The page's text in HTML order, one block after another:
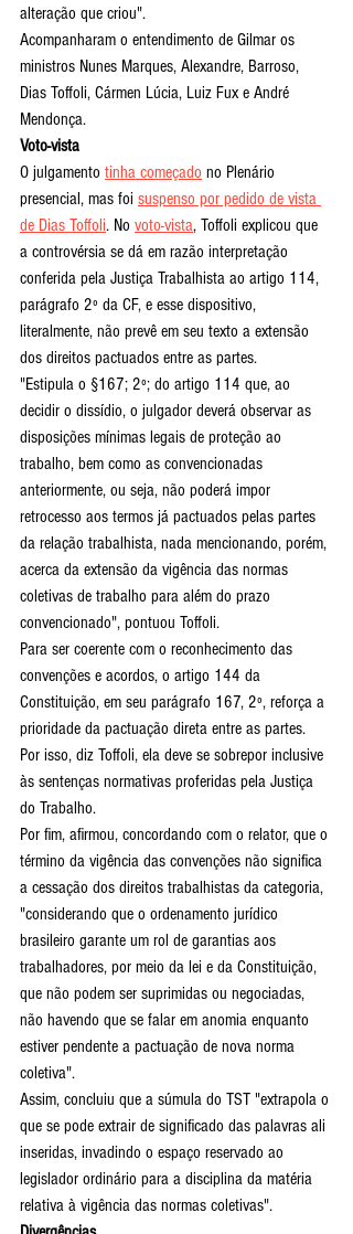
alteração que criou".
Acompanharam o entendimento de Gilmar os
ministros Nunes Marques, Alexandre, Barroso,
Dias Toffoli, Cármen Lúcia, Luiz Fux e André
Mendonça.
Voto-vista
O julgamento tinha começado no Plenário
presencial, mas foi suspenso por pedido de vista
de Dias Toffoli. No voto-vista, Toffoli explicou que
a controvérsia se dá em razão interpretação
conferida pela Justiça Trabalhista ao artigo 114,
parágrafo 2º da CF, e esse dispositivo,
literalmente, não prevê em seu texto a extensão
dos direitos pactuados entre as partes.
"Estipula o §167; 2º; do artigo 114 que, ao
decidir o dissídio, o julgador deverá observar as
disposições mínimas legais de proteção ao
trabalho, bem como as convencionadas
anteriormente, ou seja, não poderá impor
retrocesso aos termos já pactuados pelas partes
da relação trabalhista, nada mencionando, porém,
acerca da extensão da vigência das normas
coletivas de trabalho para além do prazo
convencionado", pontuou Toffoli.
Para ser coerente com o reconhecimento das
convenções e acordos, o artigo 144 da
Constituição, em seu parágrafo 167, 2º, reforça a
prioridade da pactuação direta entre as partes.
Por isso, diz Toffoli, ela deve se sobrepor inclusive
às sentenças normativas proferidas pela Justiça
do Trabalho.
Por fim, afirmou, concordando com o relator, que o
término da vigência das convenções não significa
a cessação dos direitos trabalhistas da categoria,
"considerando que o ordenamento jurídico
brasileiro garante um rol de garantias aos
trabalhadores, por meio da lei e da Constituição,
que não podem ser suprimidas ou negociadas,
não havendo que se falar em anomia enquanto
estiver pendente a pactuação de nova norma
coletiva".
Assim, concluiu que a súmula do TST "extrapola o
que se pode extrair de significado das palavras ali
inseridas, invadindo o espaço reservado ao
legislador ordinário para a disciplina da matéria
relativa à vigência das normas coletivas".